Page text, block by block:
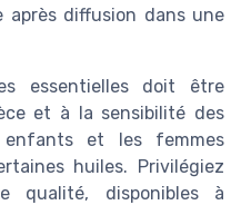
après diffusion dans une
essentielles doit être
et à la sensibilité des
enfants et les femmes
huiles. Privilégiez
qualité, disponibles à